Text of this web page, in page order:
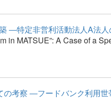
―特定非営利活動法人A法
in MATSUE”: A Case of a
考察 ―フードバンク利用世